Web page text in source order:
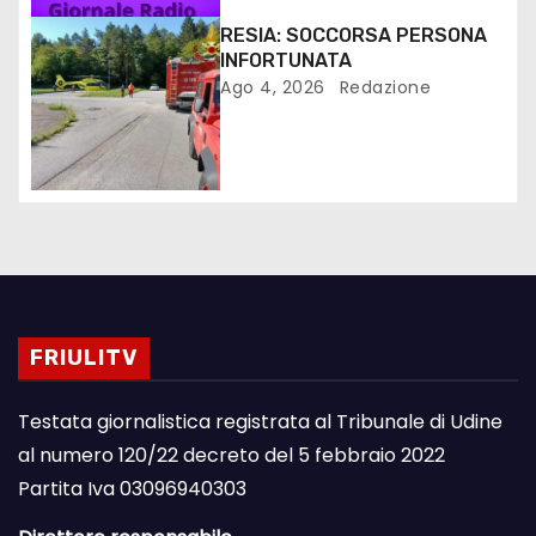
RESIA: SOCCORSA PERSONA
INFORTUNATA
Ago 4, 2026 Redazione
FRIULITV
Testata giornalistica registrata al Tribunale di Udine
al numero 120/22 decreto del 5 febbraio 2022
Partita Iva 03096940303